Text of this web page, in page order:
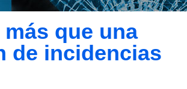
que una
de incidencias